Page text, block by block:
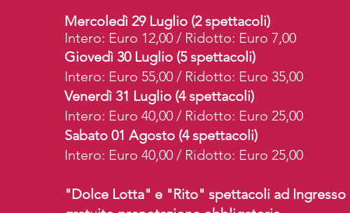
Mercoledì 29 Luglio (2 spettacoli)
Intero: Euro 12,00 / Ridotto: Euro 7,00
Giovedì 30 Luglio (5 spettacoli)
Intero: Euro 55,00 / Ridotto: Euro 35,00
Venerdì 31 Luglio (4 spettacoli)
Intero: Euro 40,00 / Ridotto: Euro 25,00
Sabato 01 Agosto (4 spettacoli)
Intero: Euro 40,00 / Ridotto: Euro 25,00
"Dolce Lotta" e "Rito" spettacoli ad Ingresso